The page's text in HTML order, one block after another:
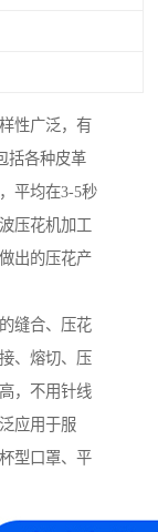
性广泛，有
括各种皮革
平均在3-5秒
压花机加工
出的压花产
缝合、压花
、熔切、压
，不用针线
应用于服
型口罩、平